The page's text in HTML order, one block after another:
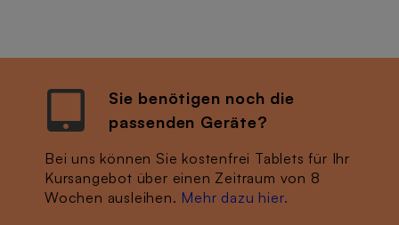
Sie benötigen noch die
passenden Geräte?
Bei uns können Sie kostenfrei Tablets für Ihr
Kursangebot über einen Zeitraum von 8
Wochen ausleihen. Mehr dazu hier.